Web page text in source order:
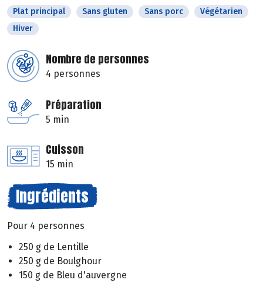
Plat principal Sans gluten Sans porc
Végétarien
Hiver
Nombre de personnes
4 personnes
Préparation
5 min
Cuisson
15 min
Ingrédients
Pour 4 personnes
250 g de Lentille
250 g de Boulghour
150 g de Bleu d'auvergne